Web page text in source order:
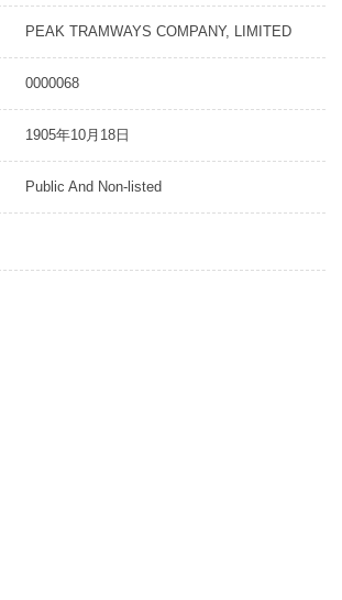
PEAK TRAMWAYS COMPANY, LIMITED
0000068
1905年10月18日
Public And Non-listed